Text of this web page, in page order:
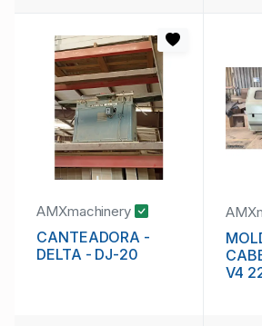
AMXmachinery
CANTEADORA -
DELTA - DJ-20
V4